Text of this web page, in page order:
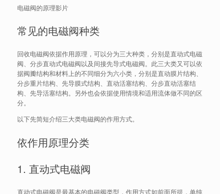
电磁阀的原理影片
常见的电磁阀种类
回收电磁阀依据作用原理，可以分为三大种类，分别是直动式电磁
阀、分步直动式电磁阀以及间接先导式电磁阀。此三大类又可以依
据阀瓣结构和材料上的不同细分为六小类，分别是直动膜片结构、
分步重片结构、先导膜式结构、直动活塞结构、分步直动活塞结
构、先导活塞结构。另外也会依据使用情境和适用流体做不同的区
分。
以下先简短介绍三大类电磁阀的作用方式。
依作用原理分类
1. 直动式电磁阀
直动式电磁阀是最基本的电磁阀类型，作用方式如前面所提，单纯